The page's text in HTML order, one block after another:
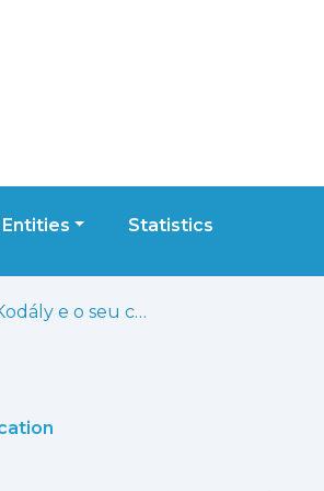
Entities Statistics
Sobre Kodály e o seu conceito de educação musical: abordagem geral e indicações bibliográficas